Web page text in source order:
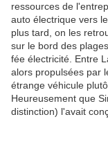
ressources de
auto électrique vers
plus tard, on les
sur le bord des
fée électricité. Entre
alors propulsées par
étrange véhicule
Heureusement que
distinction) l'avait